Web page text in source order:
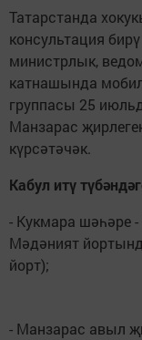
Татарстанда
консультация
министрлык,
катнашында
группасы 25
Манзарас
күрсәтәчәк.
Кабул итү
- Кукмара шәһәре -
Мәдәният
йорт);
- Манзарас авыл